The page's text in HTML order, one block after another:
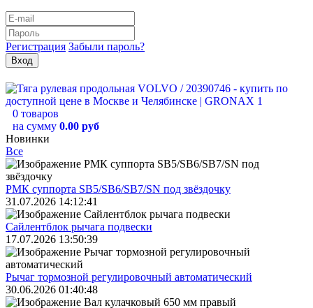
Регистрация Забыли пароль?
0 товаров
на сумму 0.00 руб
Новинки
Все
РМК суппорта SB5/SB6/SB7/SN под звёздочку
31.07.2026 14:12:41
Сайлентблок рычага подвески
17.07.2026 13:50:39
Рычаг тормозной регулировочный автоматический
30.06.2026 01:40:48